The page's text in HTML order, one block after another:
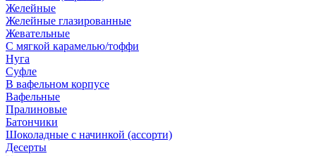
Желейные
Желейные глазированные
Жевательные
С мягкой карамелью/тоффи
Нуга
Суфле
В вафельном корпусе
Вафельные
Пралиновые
Батончики
Шоколадные с начинкой (ассорти)
Десерты